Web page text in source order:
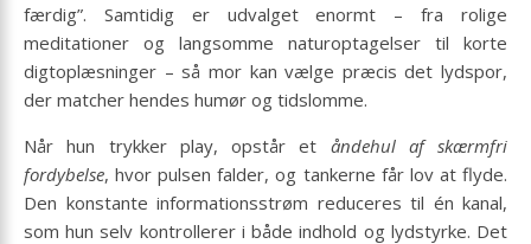
færdig”. Samtidig er udvalget enormt – fra rolige
meditationer og langsomme natur­optagelser til korte
digtoplæsninger – så mor kan vælge præcis det lydspor,
der matcher hendes humør og tidslomme.
Når hun trykker play, opstår et åndehul af skærmfri
fordybelse, hvor pulsen falder, og tankerne får lov at flyde.
Den konstante informationsstrøm reduceres til én kanal,
som hun selv kontrollerer i både indhold og lydstyrke. Det